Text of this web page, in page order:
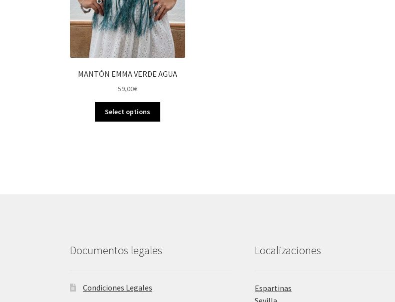
MANTÓN EMMA VERDE AGUA
59,00€
Select options
Documentos legales
Condiciones Legales
Localizaciones
Espartinas